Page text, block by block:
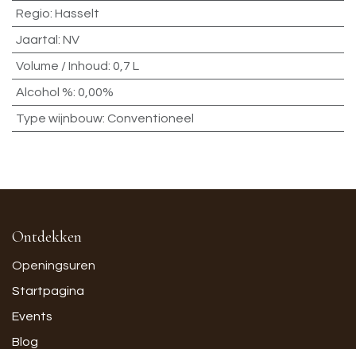
Regio: Hasselt
Jaartal : NV
Volume / Inhoud: 0,7 L
Alcohol %: 0,00%
Type wijnbouw: Conventioneel
Ontdekken
Openingsuren
Startpagina
Events
Blog